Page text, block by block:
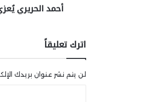
أحمد الحريري
اترك تعليقاً
لن يتم نشر عنوان بريدك